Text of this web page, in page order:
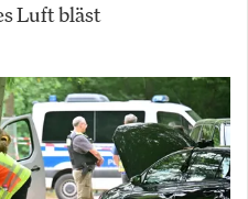
Luft bläst